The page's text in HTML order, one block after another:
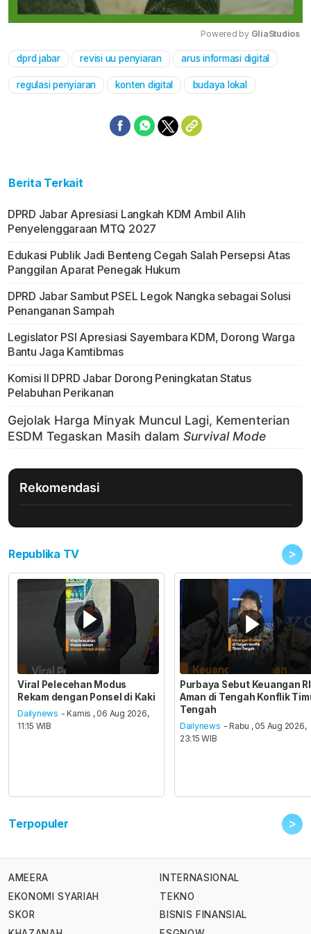
Mute
Powered by GliaStudios
dprd jabar revisi uu penyiaran arus informasi digital
regulasi penyiaran konten digital budaya lokal
Berita Terkait
DPRD Jabar Apresiasi Langkah KDM Ambil Alih
Penyelenggaraan MTQ 2027
Edukasi Publik Jadi Benteng Cegah Salah Persepsi Atas
Panggilan Aparat Penegak Hukum
DPRD Jabar Sambut PSEL Legok Nangka sebagai Solusi
Penanganan Sampah
Legislator PSI Apresiasi Sayembara KDM, Dorong Warga
Bantu Jaga Kamtibmas
Komisi II DPRD Jabar Dorong Peningkatan Status
Pelabuhan Perikanan
Rekomendasi
Republika TV >
Viral Pelecehan Modus
Rekam dengan Ponsel di Kaki
Dailynews - Kamis , 06 Aug 2026,
11:15 WIB
Purbaya Sebut Keuangan RI
Aman di Tengah Konflik
Tengah
Dailynews - Rabu , 05 Aug 2026,
23:15 WIB
Terpopuler >
AMEERA
EKONOMI SYARIAH
SKOR
INTERNASIONAL
TEKNO
BISNIS FINANSIAL